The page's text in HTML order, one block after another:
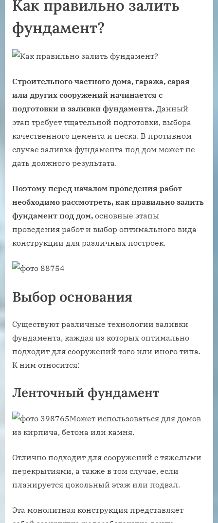
Как правильно залить
фундамент?
Строительного частного дома, гаража, сарая
или других сооружений начинается с
подготовки и заливки фундамента. Данный
этап требует тщательной подготовки, выбора
качественного цемента и песка. В противном
случае заливка фундамента под дом может не
дать должного результата.
Поэтому перед началом проведения работ
необходимо рассмотреть, как правильно залить
фундамент под дом, основные этапы
проведения работ и выбор оптимального вида
конструкции для различных построек.
Выбор основания
Существуют различные технологии заливки
фундамента, каждая из которых оптимально
подходит для сооружений того или иного типа.
К ним относится:
Ленточный фундамент
Может использоваться для домов
из кирпича, бетона или камня.
Отлично подходит для сооружений с тяжелыми
перекрытиями, а также в том случае, если
планируется цокольный этаж или подвал.
Эта монолитная конструкция представляет